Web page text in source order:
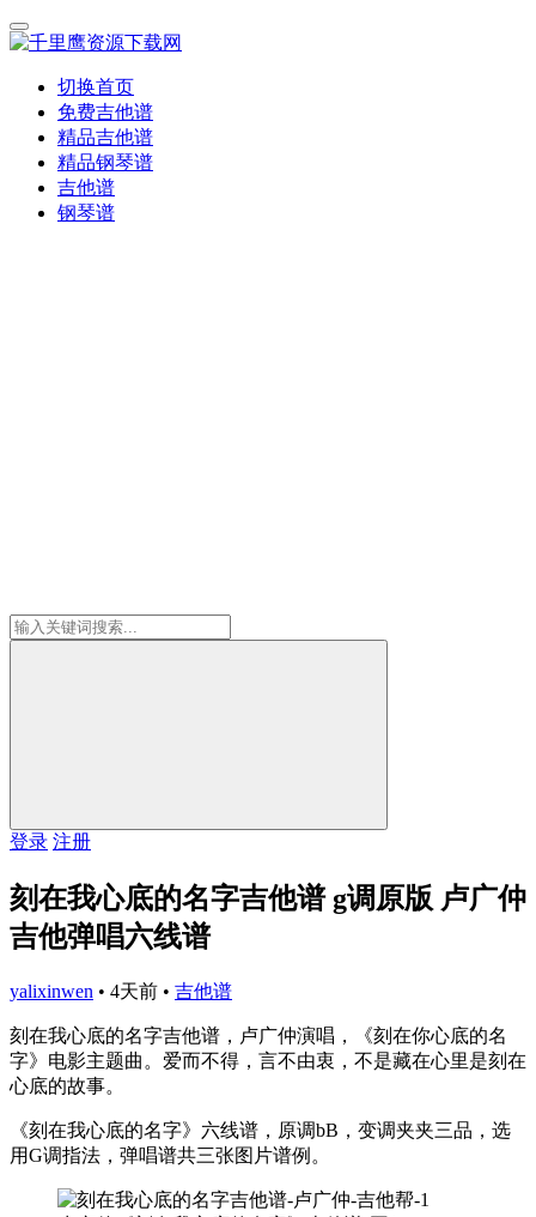
切换首页
免费吉他谱
精品吉他谱
精品钢琴谱
吉他谱
钢琴谱
登录 注册
刻在我心底的名字吉他谱 g调原版 卢广仲
吉他弹唱六线谱
yalixinwen • 4天前 • 吉他谱
刻在我心底的名字吉他谱，卢广仲演唱，《刻在你心底的名
字》电影主题曲。爱而不得，言不由衷，不是藏在心里是刻在
心底的故事。
《刻在我心底的名字》六线谱，原调bB，变调夹夹三品，选
用G调指法，弹唱谱共三张图片谱例。